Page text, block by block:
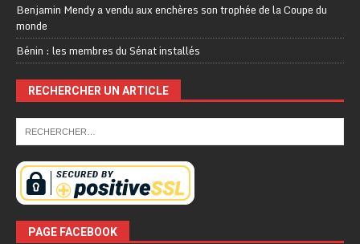
Benjamin Mendy a vendu aux enchères son trophée de la Coupe du
monde
Bénin : les membres du Sénat installés
RECHERCHER UN ARTICLE
PAGE FACEBOOK